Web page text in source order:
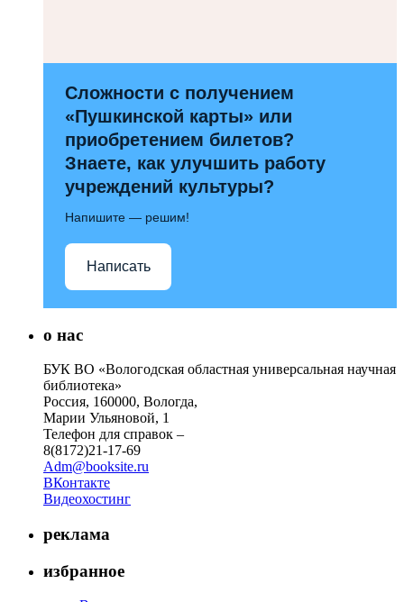
Сложности с получением
«Пушкинской карты» или
приобретением билетов?
Знаете, как улучшить работу
учреждений культуры?
Напишите — решим!
Написать
о нас
БУК ВО «Вологодская областная универсальная научная
библиотека»
Россия, 160000, Вологда,
Марии Ульяновой, 1
Телефон для справок –
8(8172)21-17-69
Adm@booksite.ru
ВКонтакте
Видеохостинг
реклама
избранное